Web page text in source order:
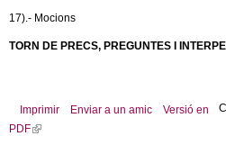
17).- Mocions
TORN DE PRECS, PREGUNTES I
Imprimir Enviar a un amic
Versió en
PDF(